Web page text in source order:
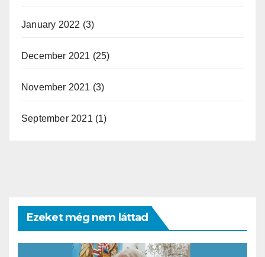
January 2022 (3)
December 2021 (25)
November 2021 (3)
September 2021 (1)
Ezeket még nem láttad